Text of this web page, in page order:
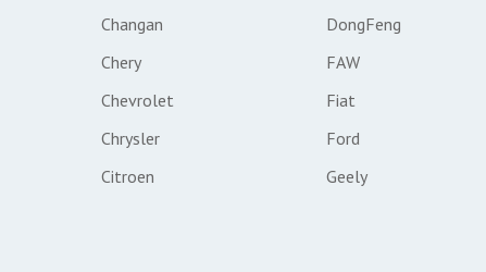
Changan
Chery
Chevrolet
Chrysler
Citroen
DongFeng
FAW
Fiat
Ford
Geely